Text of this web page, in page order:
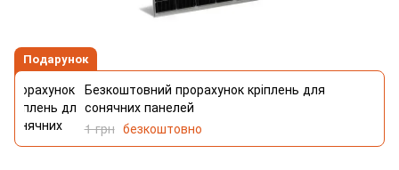
Подарунок
Безкоштовний прорахунок кріплень для
сонячних панелей
1 грн безкоштовно